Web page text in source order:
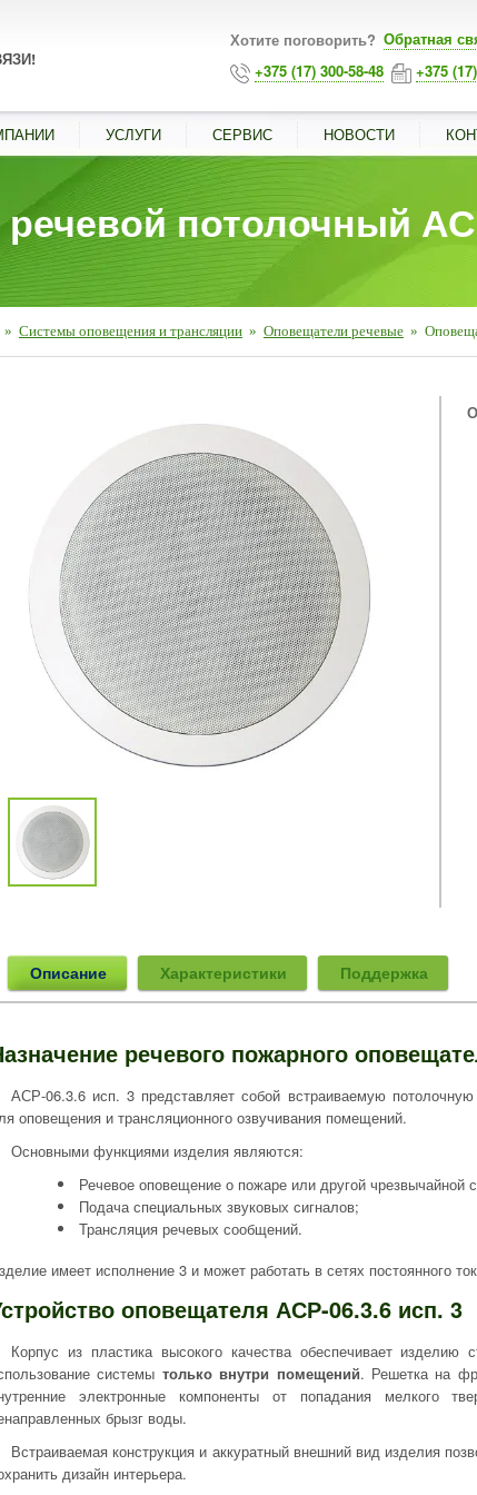
Хотите поговорить? Обратная
+375 (17) 300-58-48
+375
УСЛУГИ СЕРВИС НОВОСТИ
потолочный
» Системы оповещения и трансляции » Оповещатели речевые »
■
Описание Характеристики Поддержка
речевого пожарного
АСР-06.3.6 исп. 3 представляет собой встраиваемую
оповещения и трансляционного озвучивания помещений.
Основными функциями изделия являются:
Речевое оповещение о пожаре или другой чрезвычайной
Подача специальных звуковых сигналов;
Трансляция речевых сообщений.
имеет исполнение 3 и может работать в сетях постоянного
оповещателя АСР-06.3.6 исп. 3
Корпус из пластика высокого качества обеспечивает
системы только внутри помещений. Решетка на
электронные компоненты от попадания
брызг воды.
Встраиваемая конструкция и аккуратный внешний вид изделия
дизайн интерьера.